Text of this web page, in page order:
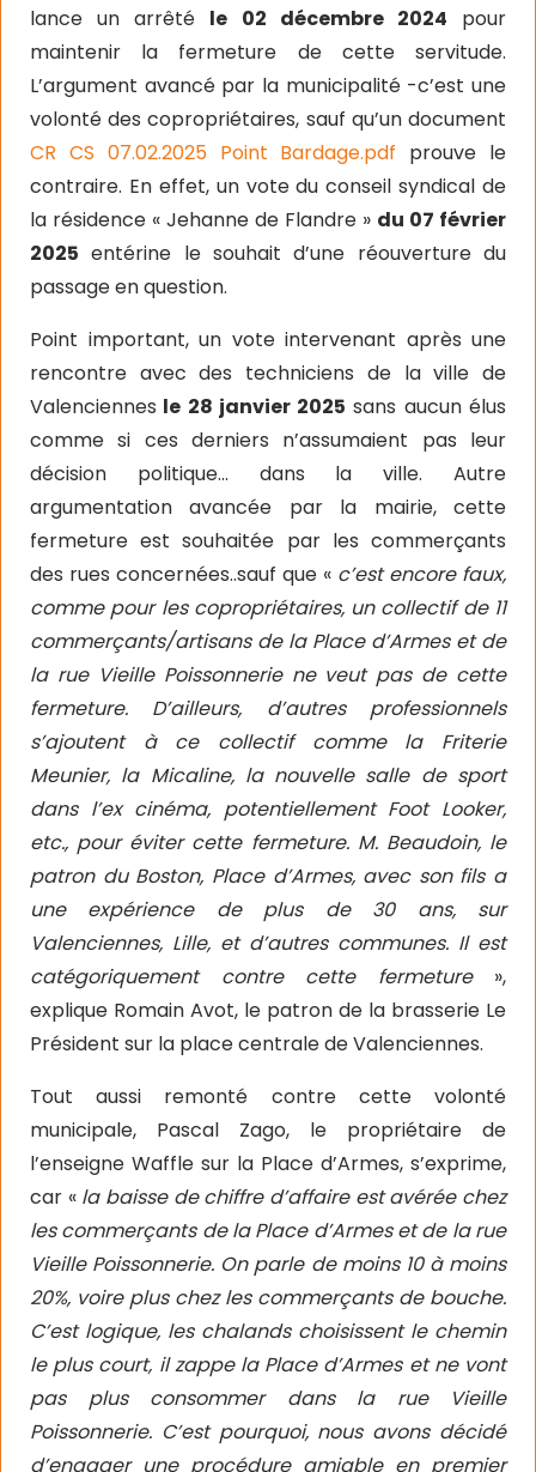
lance un arrêté le 02 décembre 2024 pour
maintenir la fermeture de cette servitude.
L’argument avancé par la municipalité -c’est une
volonté des copropriétaires, sauf qu’un document
CR CS 07.02.2025 Point Bardage.pdf prouve le
contraire. En effet, un vote du conseil syndical de
la résidence « Jehanne de Flandre » du 07 février
2025 entérine le souhait d’une réouverture du
passage en question.
Point important, un vote intervenant après une
rencontre avec des techniciens de la ville de
Valenciennes le 28 janvier 2025 sans aucun élus
comme si ces derniers n’assumaient pas leur
décision politique… dans la ville. Autre
argumentation avancée par la mairie, cette
fermeture est souhaitée par les commerçants
des rues concernées..sauf que « c’est encore faux,
comme pour les copropriétaires, un collectif de 11
commerçants/artisans de la Place d’Armes et de
la rue Vieille Poissonnerie ne veut pas de cette
fermeture. D’ailleurs, d’autres professionnels
s’ajoutent à ce collectif comme la Friterie
Meunier, la Micaline, la nouvelle salle de sport
dans l’ex cinéma, potentiellement Foot Looker,
etc., pour éviter cette fermeture. M. Beaudoin, le
patron du Boston, Place d’Armes, avec son fils a
une expérience de plus de 30 ans, sur
Valenciennes, Lille, et d’autres communes. Il est
catégoriquement contre cette fermeture »,
explique Romain Avot, le patron de la brasserie Le
Président sur la place centrale de Valenciennes.
Tout aussi remonté contre cette volonté
municipale, Pascal Zago, le propriétaire de
l’enseigne Waffle sur la Place d’Armes, s’exprime,
car «la baisse de chiffre d’affaire est avérée chez
les commerçants de la Place d’Armes et de la rue
Vieille Poissonnerie. On parle de moins 10 à moins
20%, voire plus chez les commerçants de bouche.
C’est logique, les chalands choisissent le chemin
le plus court, il zappe la Place d’Armes et ne vont
pas plus consommer dans la rue Vieille
Poissonnerie. C’est pourquoi, nous avons décidé
d’engager une procédure amiable en premier